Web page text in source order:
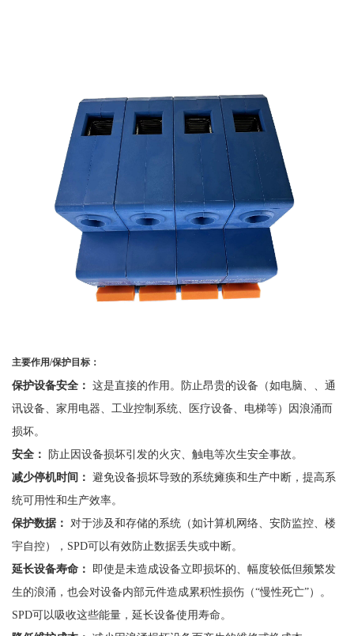
主要作用/保护目标：
保护设备安全： 这是直接的作用。防止昂贵的设备（如电脑、、通
讯设备、家用电器、工业控制系统、医疗设备、电梯等）因浪涌而
损坏。
安全：
防止因设备损坏引发的火灾、触电等次生安全事故。
减少停机时间： 避免设备损坏导致的系统瘫痪和生产中断，提高系
统可用性和生产效率。
保护数据：
对于涉及和存储的系统（如计算机网络、安防监控、楼
宇自控）， SPD可以有效防止数据丢失或中断。
延长设备寿命：
即使是未造成设备立即损坏的、幅度较低但频繁发
生的浪涌，也会对设备内部元件造成累积性损伤（“慢性死亡”）。
SPD可以吸收这些能量，延长设备使用寿命。